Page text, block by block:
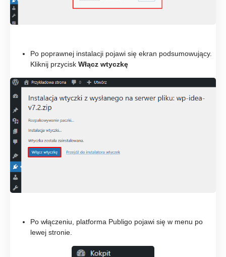
Po poprawnej instalacji pojawi się ekran podsumowujący.
Kliknij przycisk Włącz wtyczkę
Po włączeniu, platforma Publigo pojawi się w menu po
lewej stronie.